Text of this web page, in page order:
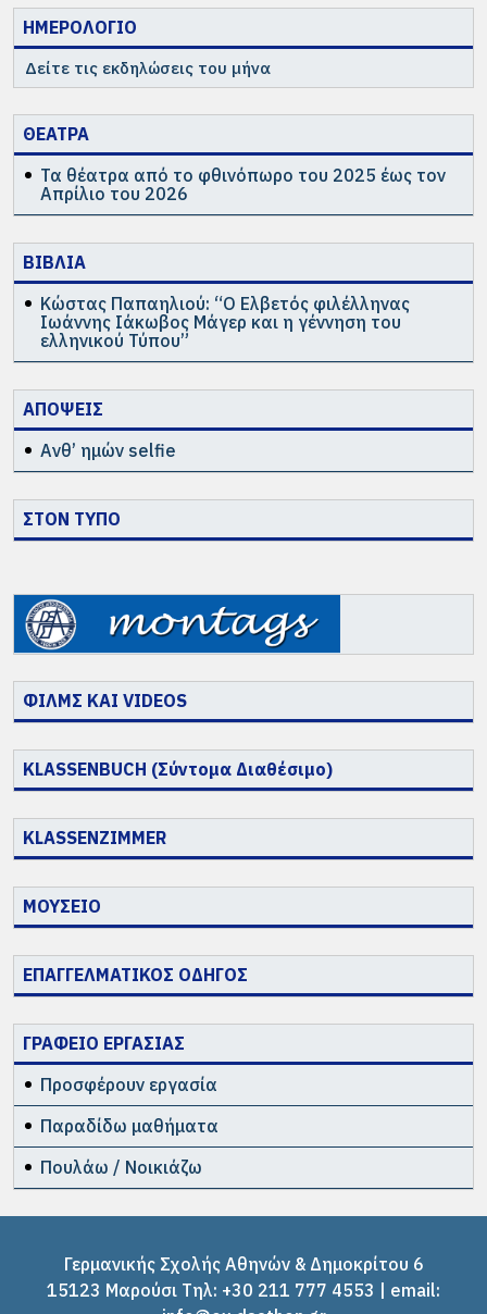
ΗΜΕΡΟΛΟΓΙΟ
Δείτε τις εκδηλώσεις του μήνα
ΘΕΑΤΡΑ
Τα θέατρα από το φθινόπωρο του 2025 έως τον
Απρίλιο του 2026
ΒΙΒΛΙΑ
Κώστας Παπαηλιού: “Ο Ελβετός φιλέλληνας
Ιωάννης Ιάκωβος Μάγερ και η γέννηση του
ελληνικού Τύπου”
ΑΠΟΨΕΙΣ
Ανθ’ ημών selfie
ΣΤΟΝ ΤΥΠΟ
ΦΙΛΜΣ ΚΑΙ VIDEOS
KLASSENBUCH (Σύντομα Διαθέσιμο)
KLASSENZIMMER
ΜΟΥΣΕΙΟ
ΕΠΑΓΓΕΛΜΑΤΙΚΟΣ ΟΔΗΓΟΣ
ΓΡΑΦΕΙΟ ΕΡΓΑΣΙΑΣ
Προσφέρουν εργασία
Παραδίδω μαθήματα
Πουλάω / Νοικιάζω
Γερμανικής Σχολής Αθηνών & Δημοκρίτου 6
15123 Μαρούσι Tηλ: +30 211 777 4553 | email: